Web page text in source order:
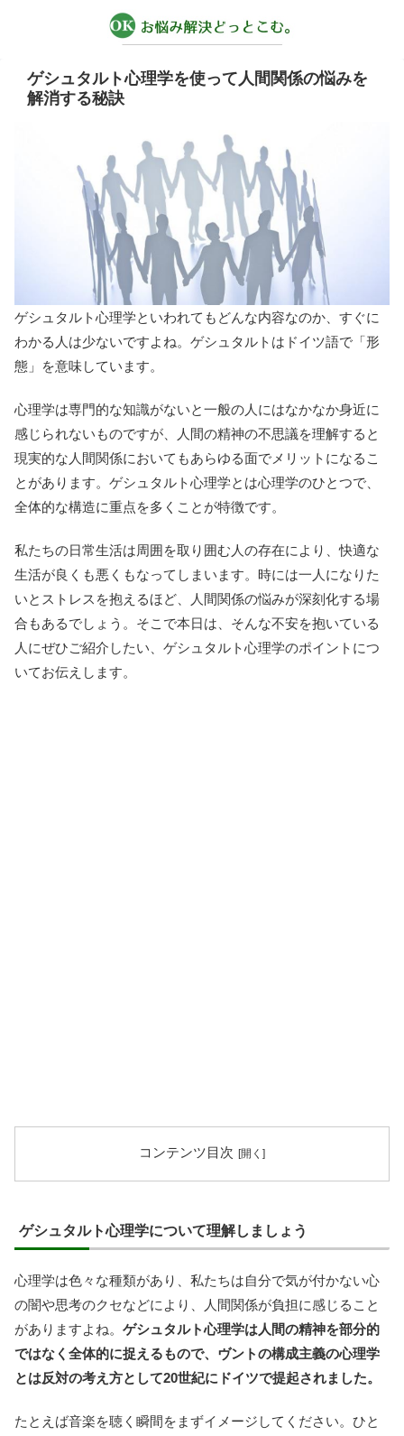
ゲシュタルト心理学を使って人間関係の悩みを
解消する秘訣
ゲシュタルト心理学といわれてもどんな内容なのか、すぐに
わかる人は少ないですよね。ゲシュタルトはドイツ語で「形
態」を意味しています。
心理学は専門的な知識がないと一般の人にはなかなか身近に
感じられないものですが、人間の精神の不思議を理解すると
現実的な人間関係においてもあらゆる面でメリットになるこ
とがあります。ゲシュタルト心理学とは心理学のひとつで、
全体的な構造に重点を多くことが特徴です。
私たちの日常生活は周囲を取り囲む人の存在により、快適な
生活が良くも悪くもなってしまいます。時には一人になりた
いとストレスを抱えるほど、人間関係の悩みが深刻化する場
合もあるでしょう。そこで本日は、そんな不安を抱いている
人にぜひご紹介したい、ゲシュタルト心理学のポイントにつ
いてお伝えします。
コンテンツ目次
ゲシュタルト心理学について理解しましょう
心理学は色々な種類があり、私たちは自分で気が付かない心
の闇や思考のクセなどにより、人間関係が負担に感じること
がありますよね。 ゲシュタルト心理学は人間の精神を部分的
ではなく全体的に捉えるもので、ヴントの構成主義の心理学
とは反対の考え方として20世紀にドイツで提起されました。
たとえば音楽を聴く瞬間をまずイメージしてください。ひと